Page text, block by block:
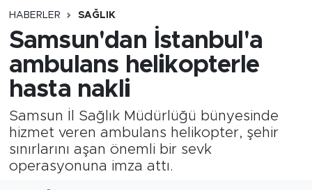
HABERLER SAĞLIK
Samsun'dan İstanbul'a
ambulans helikopterle
hasta nakli
Samsun İl Sağlık Müdürlüğü bünyesinde
hizmet veren ambulans helikopter, şehir
sınırlarını aşan önemli bir sevk
operasyonuna imza attı.
Süper Lig Puan Durumu ve Fikstür
Tüm Manşetler
Son Dakika Haberleri
Haber Arşivi